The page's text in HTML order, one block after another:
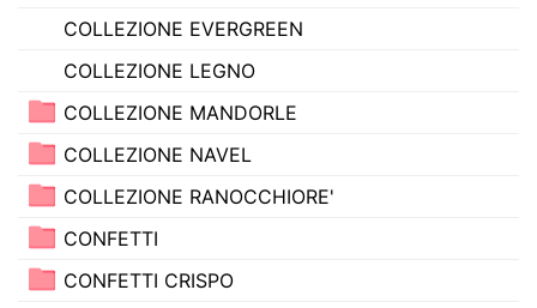
COLLEZIONE EVERGREEN
COLLEZIONE LEGNO
COLLEZIONE MANDORLE
COLLEZIONE NAVEL
COLLEZIONE RANOCCHIORE'
CONFETTI
CONFETTI CRISPO